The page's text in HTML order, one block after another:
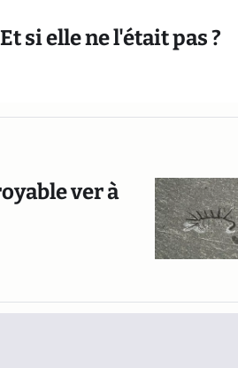
si elle ne l'était pas ?
ver à